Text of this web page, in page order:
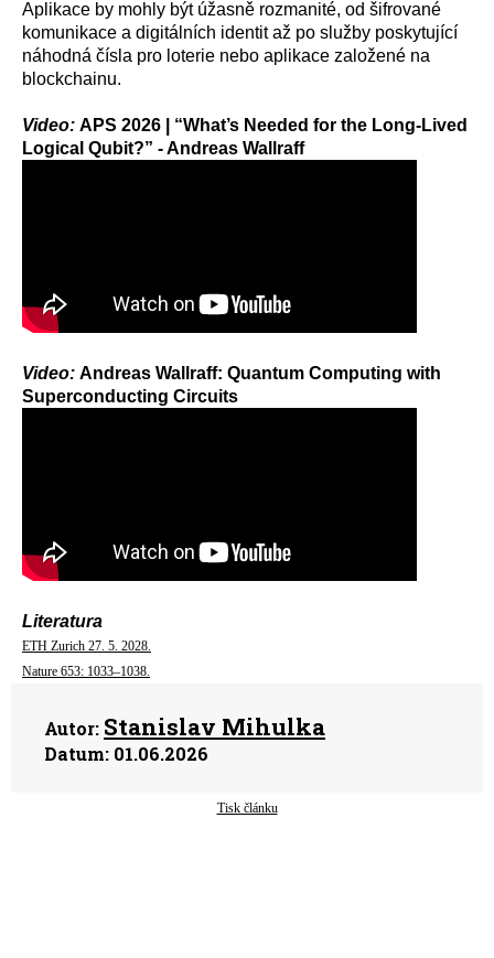
Aplikace by mohly být úžasně rozmanité, od šifrované
komunikace a digitálních identit až po služby poskytující
náhodná čísla pro loterie nebo aplikace založené na
blockchainu.
Video: APS 2026 | “What’s Needed for the Long-Lived
Logical Qubit?” - Andreas Wallraff
Video: Andreas Wallraff: Quantum Computing with
Superconducting Circuits
Literatura
ETH Zurich 27. 5. 2028.
Nature 653: 1033–1038.
Autor: Stanislav Mihulka
Datum: 01.06.2026
Tisk článku